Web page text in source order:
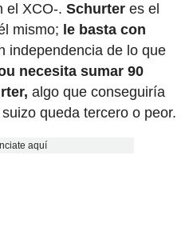
el XCO-. Schurteres el
mismo; le basta con
independencia de lo que
necesita sumar 90
algo que conseguiría
queda tercero o peor.
aquí